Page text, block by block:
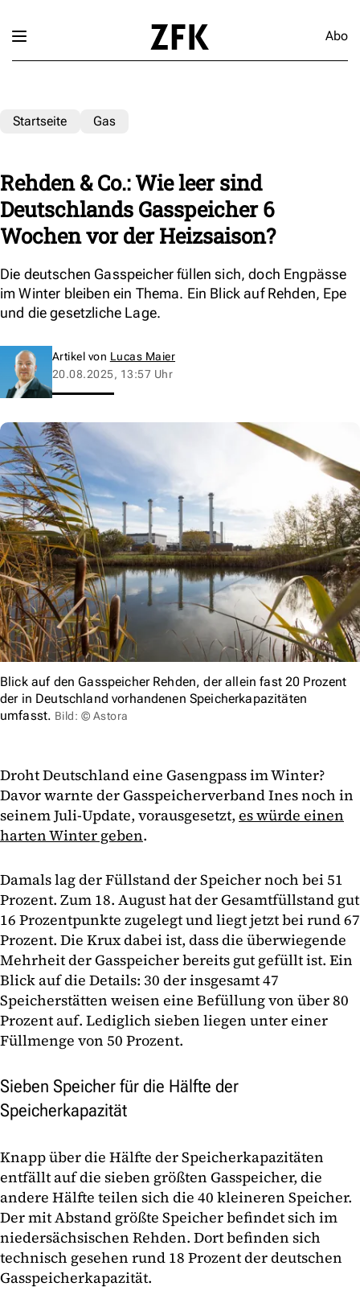
Abo
Startseite Gas
Rehden & Co.: Wie leer sind
Deutschlands Gasspeicher 6
Wochen vor der Heizsaison?
Die deutschen Gasspeicher füllen sich, doch Engpässe
im Winter bleiben ein Thema. Ein Blick auf Rehden, Epe
und die gesetzliche Lage.
Artikel von Lucas Maier
20.08.2025, 13:57 Uhr
Blick auf den Gasspeicher Rehden, der allein fast 20 Prozent
der in Deutschland vorhandenen Speicherkapazitäten
umfasst. Bild: © Astora
Droht Deutschland eine Gasengpass im Winter?
Davor warnte der Gasspeicherverband Ines noch in
seinem Juli-Update, vorausgesetzt, es würde einen
harten Winter geben.
Damals lag der Füllstand der Speicher noch bei 51
Prozent. Zum 18. August hat der Gesamtfüllstand gut
16 Prozentpunkte zugelegt und liegt jetzt bei rund 67
Prozent. Die Krux dabei ist, dass die überwiegende
Mehrheit der Gasspeicher bereits gut gefüllt ist. Ein
Blick auf die Details: 30 der insgesamt 47
Speicherstätten weisen eine Befüllung von über 80
Prozent auf. Lediglich sieben liegen unter einer
Füllmenge von 50 Prozent.
Sieben Speicher für die Hälfte der
Speicherkapazität
Knapp über die Hälfte der Speicherkapazitäten
entfällt auf die sieben größten Gasspeicher, die
andere Hälfte teilen sich die 40 kleineren Speicher.
Der mit Abstand größte Speicher befindet sich im
niedersächsischen Rehden. Dort befinden sich
technisch gesehen rund 18 Prozent der deutschen
Gasspeicherkapazität.